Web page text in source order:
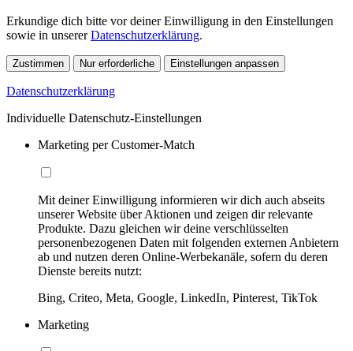
Erkundige dich bitte vor deiner Einwilligung in den Einstellungen
sowie in unsererDatenschutzerklärung.
Zustimmen Nur erforderliche Einstellungen anpassen
Datenschutzerklärung
Individuelle Datenschutz-Einstellungen
Marketing per Customer-Match
Mit deiner Einwilligung informieren wir dich auch abseits
unserer Website über Aktionen und zeigen dir relevante
Produkte. Dazu gleichen wir deine verschlüsselten
personenbezogenen Daten mit folgenden externen Anbietern
ab und nutzen deren Online-Werbekanäle, sofern du deren
Dienste bereits nutzt:
Bing, Criteo, Meta, Google, LinkedIn, Pinterest, TikTok
Marketing